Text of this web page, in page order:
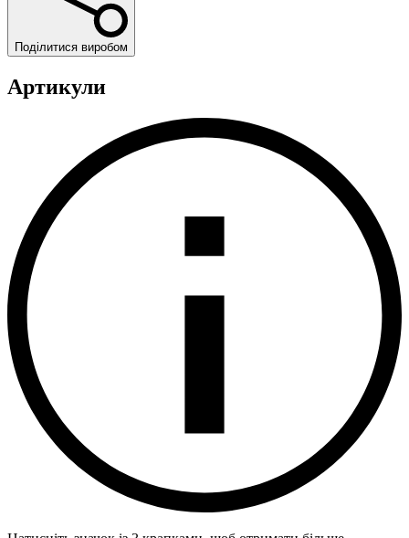
Поділитися виробом
Артикули